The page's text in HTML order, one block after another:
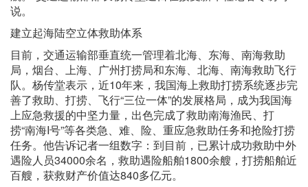
说。
建立起海陆空立体救助体系
目前，交通运输部垂直统一管理着北海、东海、南海救助
局，烟台、上海、广州打捞局和东海、北海、南海救助飞行
队。杨传堂表示，近10年来，我国海上救助打捞系统逐步完
善了救助、打捞、飞行“三位一体”的发展格局，成为我国海
上应急救援的中坚力量，出色完成了救助南海渔民、打
捞“南海I号”等各类急、难、险、重应急救助任务和抢险打捞
任务。他告诉记者一组数字：到目前，已累计成功救助中外
遇险人员34000余名，救助遇险船舶1800余艘，打捞船舶近
百艘，获救财产价值达840多亿元。